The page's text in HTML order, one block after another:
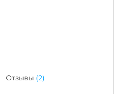
Отзывы (2)